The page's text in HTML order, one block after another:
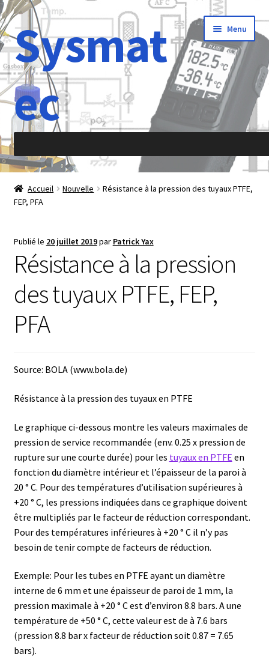
Aller
à
la
navigation
Aller
au
contenu
Sysmat
ec
Menu
Accueil
À propos de
Abréviations
Accélération
Afficheur
Agitateurs magnétiques
Agitation – Moteur
Agitation-Accessoires
Analyse de composés chimiques
Analyse de l’eau
Analyse des allergènes
Analyse des antibiotiques
Analyse des gaz
Analyse des toxines
Analyse du lait
Accueil Nouvelle
Résistance à la pression des tuyaux PTFE,
FEP, PFA
Publié le 20 juillet 2019par Patrick Yax
Résistance à la pression
des tuyaux PTFE, FEP,
PFA
Source: BOLA (www.bola.de)
Résistance à la pression des tuyaux en PTFE
Le graphique ci-dessous montre les valeurs maximales de
pression de service recommandée (env. 0.25 x pression de
rupture sur une courte durée) pour les tuyaux en PTFE en
fonction du diamètre intérieur et l’épaisseur de la paroi à
20 ° C. Pour des températures d’utilisation supérieures à
+20 ° C, les pressions indiquées dans ce graphique doivent
être multipliés par le facteur de réduction correspondant.
Pour des températures inférieures à +20 ° C il n’y pas
besoin de tenir compte de facteurs de réduction.
Exemple: Pour les tubes en PTFE ayant un diamètre
interne de 6 mm et une épaisseur de paroi de 1 mm, la
pression maximale à +20 ° C est d’environ 8.8 bars. A une
température de +50 ° C, cette valeur est de à 7.6 bars
(pression 8.8 bar x facteur de réduction soit 0.87 = 7.65
bars).